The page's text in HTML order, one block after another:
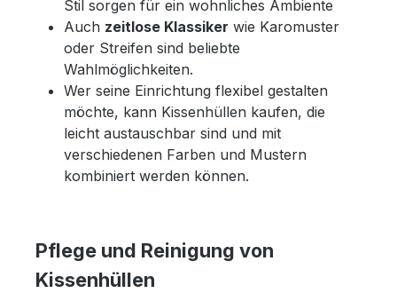
Stil sorgen für ein wohnliches Ambiente
Auch zeitlose Klassiker wie Karomuster
oder Streifen sind beliebte
Wahlmöglichkeiten.
Wer seine Einrichtung flexibel gestalten
möchte, kann Kissenhüllen kaufen, die
leicht austauschbar sind und mit
verschiedenen Farben und Mustern
kombiniert werden können.
Pflege und Reinigung von
Kissenhüllen